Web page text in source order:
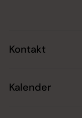
Kontakt
Kalender